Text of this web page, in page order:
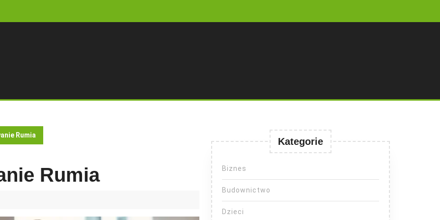
Rumia
Rumia
Kategorie
Biznes
Budownictwo
Dzieci